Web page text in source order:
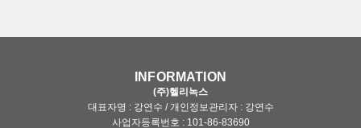
INFORMATION
(주)헬리녹스
대표자명 : 강연수 / 개인정보관리자 : 강연수
사업자등록번호 : 101-86-83690